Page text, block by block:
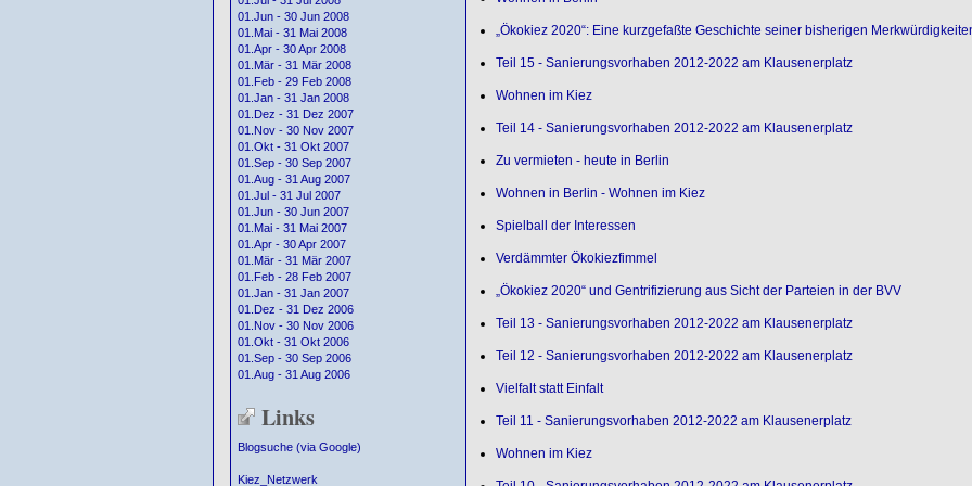
01.Jun - 30 Jun 2008
01.Mai - 31 Mai 2008
01.Apr - 30 Apr 2008
01.Mär - 31 Mär 2008
01.Feb - 29 Feb 2008
01.Jan - 31 Jan 2008
01.Dez - 31 Dez 2007
01.Nov - 30 Nov 2007
01.Okt - 31 Okt 2007
01.Sep - 30 Sep 2007
01.Aug - 31 Aug 2007
01.Jul - 31 Jul 2007
01.Jun - 30 Jun 2007
01.Mai - 31 Mai 2007
01.Apr - 30 Apr 2007
01.Mär - 31 Mär 2007
01.Feb - 28 Feb 2007
01.Jan - 31 Jan 2007
01.Dez - 31 Dez 2006
01.Nov - 30 Nov 2006
01.Okt - 31 Okt 2006
01.Sep - 30 Sep 2006
01.Aug - 31 Aug 2006
Links
Blogsuche (via Google)
Kiez_Netzwerk
„Ökokiez 2020“: Eine kurzgefaßte Geschichte seiner bisherigen
Teil 15 - Sanierungsvorhaben 2012-2022 am Klausenerplatz
Wohnen im Kiez
Teil 14 - Sanierungsvorhaben 2012-2022 am Klausenerplatz
Zu vermieten - heute in Berlin
Wohnen in Berlin - Wohnen im Kiez
Spielball der Interessen
Verdämmter Ökokiezfimmel
„Ökokiez 2020“ und Gentrifizierung aus Sicht der Parteien in der BVV
Teil 13 - Sanierungsvorhaben 2012-2022 am Klausenerplatz
Teil 12 - Sanierungsvorhaben 2012-2022 am Klausenerplatz
Vielfalt statt Einfalt
Teil 11 - Sanierungsvorhaben 2012-2022 am Klausenerplatz
Wohnen im Kiez